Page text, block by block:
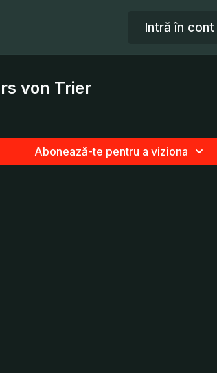
Intră în cont
von Trier
Abonează-te pentru a viziona